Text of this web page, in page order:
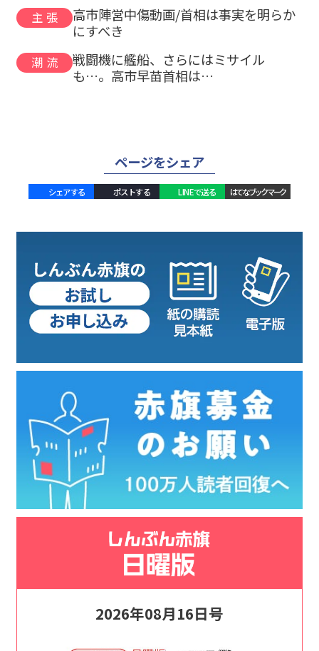
主張
高市陣営中傷動画/首相は事実を明らか
にすべき
潮流
戦闘機に艦船、さらにはミサイル
も…。高市早苗首相は…
ページをシェア
シェアする ポストする LINEで送る はてなブックマーク
2026年08月16日号